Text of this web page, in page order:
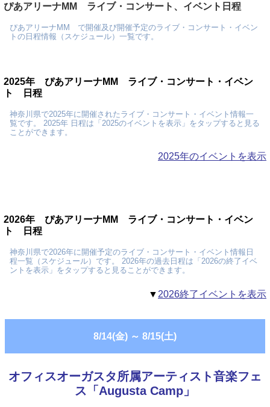
ぴあアリーナMM ライブ・コンサート、イベント日程
ぴあアリーナMM で開催及び開催予定のライブ・コンサート・イベン
トの日程情報（スケジュール）一覧です。
2025年 ぴあアリーナMM ライブ・コンサート・イベン
ト 日程
神奈川県で2025年に開催されたライブ・コンサート・イベント情報一
覧です。 2025年 日程は「2025のイベントを表示」をタップすると見る
ことができます。
2025年のイベントを表示
2026年 ぴあアリーナMM ライブ・コンサート・イベン
ト 日程
神奈川県で2026年に開催予定のライブ・コンサート・イベント情報日
程一覧（スケジュール）です。 2026年の過去日程は「2026の終了イベ
ントを表示」をタップすると見ることができます。
▼ 2026終了イベントを表示
8/14(金) ～ 8/15(土)
オフィスオーガスタ所属アーティスト音楽フェ
ス「Augusta Camp」